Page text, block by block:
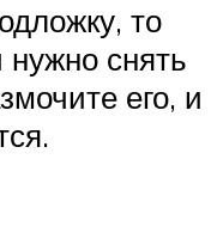
то
нужно снять
его, и